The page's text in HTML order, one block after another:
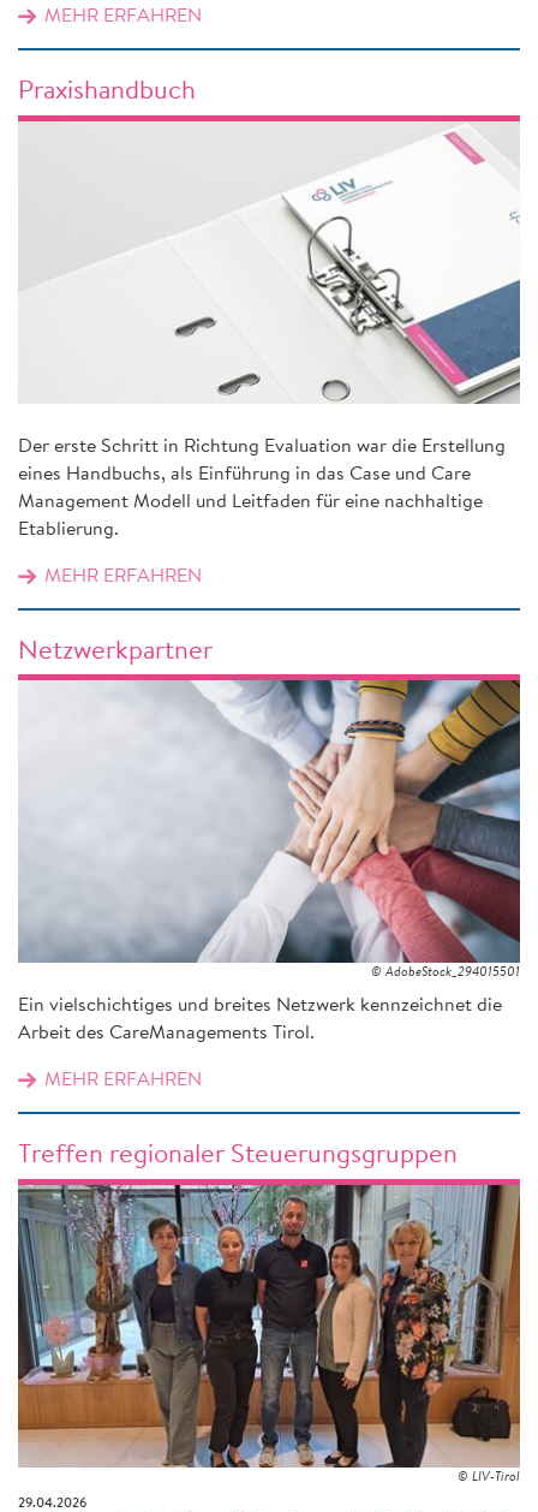
MEHR ERFAHREN
Praxishandbuch
Der erste Schritt in Richtung Evaluation war die Erstellung
eines Handbuchs, als Einführung in das Case und Care
Management Modell und Leitfaden für eine nachhaltige
Etablierung.
MEHR ERFAHREN
Netzwerkpartner
© AdobeStock_294015501
Ein vielschichtiges und breites Netzwerk kennzeichnet die
Arbeit des CareManagements Tirol.
MEHR ERFAHREN
Treffen regionaler Steuerungsgruppen
© LIV-Tirol
29.04.2026